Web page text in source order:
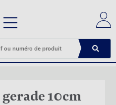
10cm